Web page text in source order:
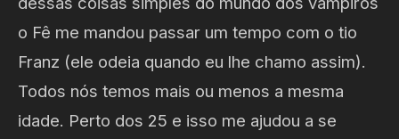
o Fê me mandou passar um tempo com o tio
Franz (ele odeia quando eu lhe chamo assim).
Todos nós temos mais ou menos a mesma
idade. Perto dos 25 e isso me ajudou a se